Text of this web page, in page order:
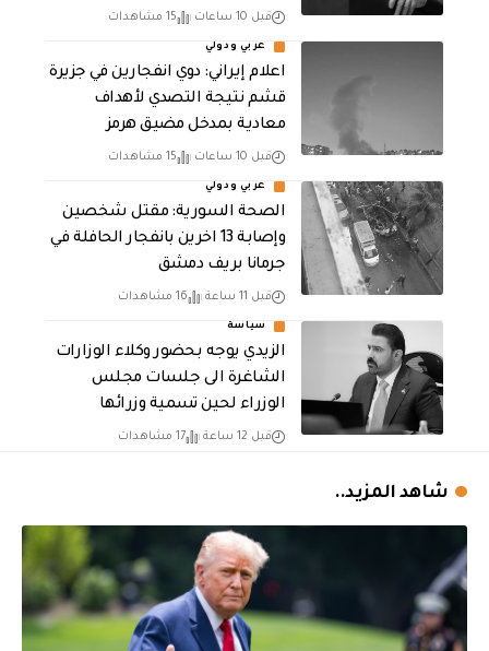
قبل 10 ساعات 15 مشاهدات
عربي ودولي
اعلام إيراني: دوي انفجارين في جزيرة
قشم نتيجة التصدي لأهداف
معادية بمدخل مضيق هرمز
قبل 10 ساعات 15 مشاهدات
عربي ودولي
الصحة السورية: مقتل شخصين
وإصابة 13 اخرين بانفجار الحافلة في
جرمانا بريف دمشق
قبل 11 ساعة 16 مشاهدات
سياسة
الزيدي يوجه بحضور وكلاء الوزارات
الشاغرة الى جلسات مجلس
الوزراء لحين تسمية وزرائها
قبل 12 ساعة 17 مشاهدات
شاهد المزيد..